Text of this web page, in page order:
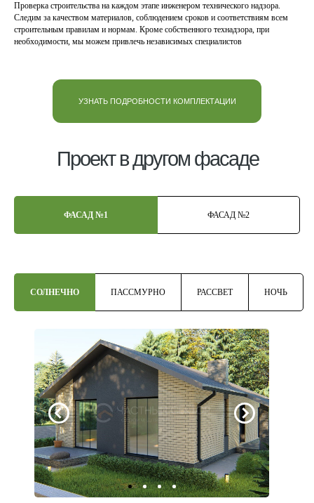
Проверка строительства на каждом этапе инженером технического надзора.
Следим за качеством материалов, соблюдением сроков и соответствиям всем
строительным правилам и нормам. Кроме собственного технадзора, при
необходимости, мы можем привлечь независимых специалистов
УЗНАТЬ ПОДРОБНОСТИ КОМПЛЕКТАЦИИ
Проект в другом фасаде
ФАСАД №1 ФАСАД №2
СОЛНЕЧНО ПАССМУРНО РАССВЕТ НОЧЬ